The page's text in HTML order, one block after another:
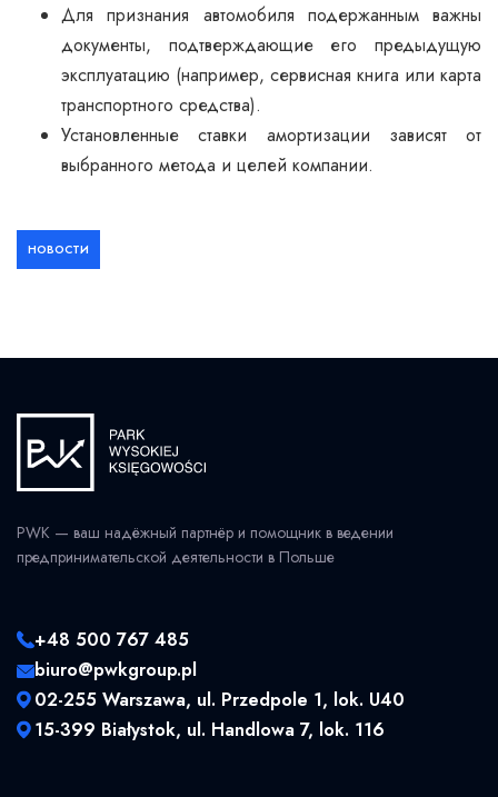
Для признания автомобиля подержанным важны
документы, подтверждающие его предыдущую
эксплуатацию (например, сервисная книга или карта
транспортного средства).
Установленные ставки амортизации зависят от
выбранного метода и целей компании.
НОВОСТИ
PWK — ваш надёжный партнёр и помощник в ведении
предпринимательской деятельности в Польше
+48 500 767 485
biuro@pwkgroup.pl
02-255 Warszawa, ul. Przedpole 1, lok. U40
15-399 Białystok, ul. Handlowa 7, lok. 116